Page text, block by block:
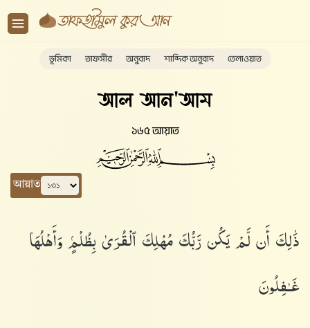
ভূমিকা তাফসীর অনুবাদ শাব্দিক অনুবাদ তেলাওয়াত
আল আন'আম
১৬৫ আয়াত
আয়াত
ذَٰلِكَ أَن لَّمْ يَكُن رَّبُّكَ مُهْلِكَ ٱلْقُرَىٰ بِظُلْمٍۢ وَأَهْلُهَا
غَـٰفِلُونَ